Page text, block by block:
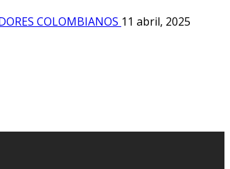
COLOMBIANOS 11 abril, 2025